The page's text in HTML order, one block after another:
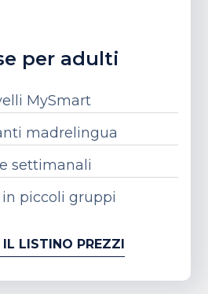
per adulti
MySmart
madrelingua
settimanali
in piccoli gruppi
IL LISTINO PREZZI